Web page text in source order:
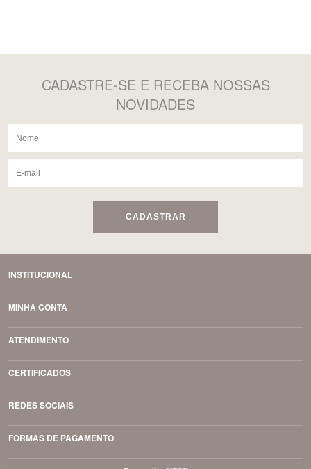
CADASTRE-SE E RECEBA NOSSAS
NOVIDADES
CADASTRAR
INSTITUCIONAL
MINHA CONTA
ATENDIMENTO
CERTIFICADOS
REDES SOCIAIS
FORMAS DE PAGAMENTO